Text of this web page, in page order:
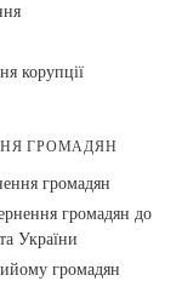
корупції
ГРОМАДЯН
громадян
громадян до
України
громадян